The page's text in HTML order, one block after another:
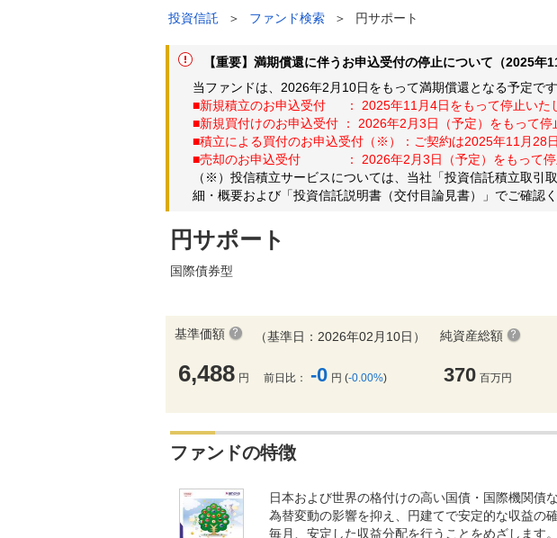
投資信託 ＞ ファンド検索 ＞ 円サポート
【重要】満期償還に伴うお申込受付の停止について（2025年
当ファンドは、2026年2月10日をもって満期償還となる予定で
■新規積立のお申込受付 ： 2025年11月4日をもって停止いた
■新規買付けのお申込受付 ： 2026年2月3日（予定）をもって停
■積立による買付のお申込受付（※）：ご契約は2025年11月28
■売却のお申込受付 ： 2026年2月3日（予定）をもって停
（※）投信積立サービスについては、当社「投資信託積立取
細・概要および「投資信託説明書（交付目論見書）」でご確認く
円サポート
国際債券型
基準価額
6,488 円
（基準日：2026年02月10日）
前日比： -0 円 (-0.00%)
純資産総額
370 百万円
ファンドの特徴
日本および世界の格付けの高い国債・国際機関債
為替変動の影響を抑え、円建てで安定的な収益の
毎月、安定した収益分配を行うことをめざします。